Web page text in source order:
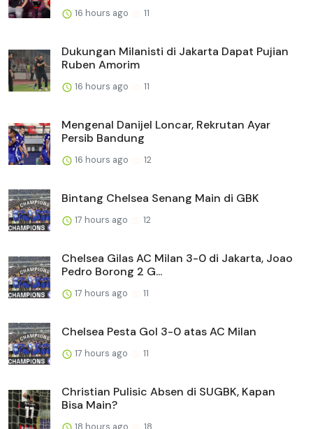
16 hours ago 11
Dukungan Milanisti di Jakarta Dapat Pujian
Ruben Amorim
16 hours ago 11
Mengenal Danijel Loncar, Rekrutan Ayar
Persib Bandung
16 hours ago 12
Bintang Chelsea Senang Main di GBK
17 hours ago 12
Chelsea Gilas AC Milan 3-0 di Jakarta, Joao
Pedro Borong 2 G...
17 hours ago 11
Chelsea Pesta Gol 3-0 atas AC Milan
17 hours ago 11
Christian Pulisic Absen di SUGBK, Kapan
Bisa Main?
18 hours ago 18